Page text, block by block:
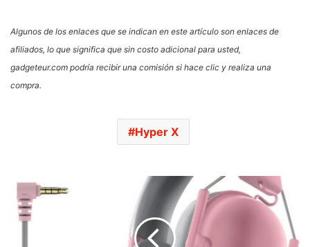
Algunos de los enlaces que se indican en este artículo son enlaces de
afiliados, lo que significa que sin costo adicional para usted,
gadgeteur.com podría recibir una comisión si hace clic y realiza una
compra.
Hyper X